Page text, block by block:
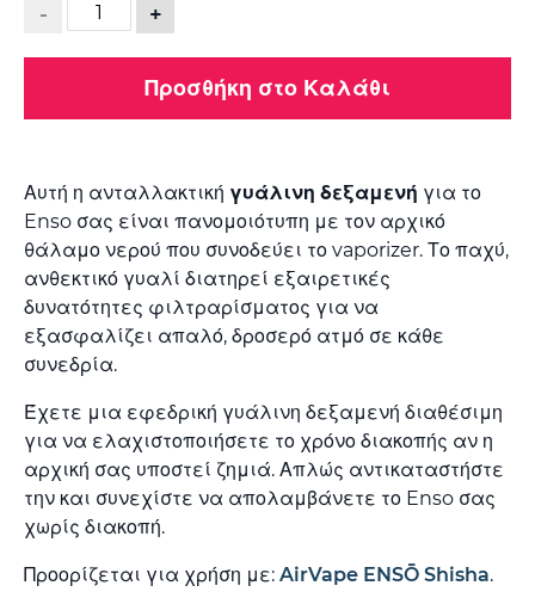
- +
Προσθήκη στο Καλάθι
Αυτή η ανταλλακτική γυάλινη δεξαμενή για το
Enso σας είναι πανομοιότυπη με τον αρχικό
θάλαμο νερού που συνοδεύει το vaporizer. Το παχύ,
ανθεκτικό γυαλί διατηρεί εξαιρετικές
δυνατότητες φιλτραρίσματος για να
εξασφαλίζει απαλό, δροσερό ατμό σε κάθε
συνεδρία.
Έχετε μια εφεδρική γυάλινη δεξαμενή διαθέσιμη
για να ελαχιστοποιήσετε το χρόνο διακοπής αν η
αρχική σας υποστεί ζημιά. Απλώς αντικαταστήστε
την και συνεχίστε να απολαμβάνετε το Enso σας
χωρίς διακοπή.
Προορίζεται για χρήση με: AirVape ENSŌ Shisha.